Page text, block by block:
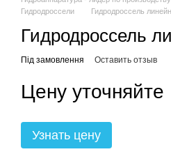
Гидродроссели
Гидродроссель
Гидродроссель
Під замовлення Оставить отзыв
Цену уточняйте
Узнать цену